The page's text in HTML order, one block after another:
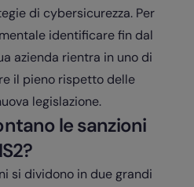
di cybersicurezza. Per
identificare fin dal
azienda rientra in uno di
il pieno rispetto delle
legislazione.
le sanzioni
si dividono in due grandi